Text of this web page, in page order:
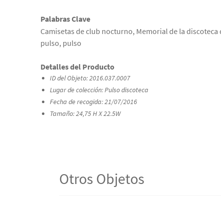
Palabras Clave
Camisetas de club nocturno, Memorial de la discoteca
pulso, pulso
Detalles del Producto
ID del Objeto: 2016.037.0007
Lugar de colección: Pulso discoteca
Fecha de recogida: 21/07/2016
Tamaño: 24,75 H X 22.5W
Otros Objetos